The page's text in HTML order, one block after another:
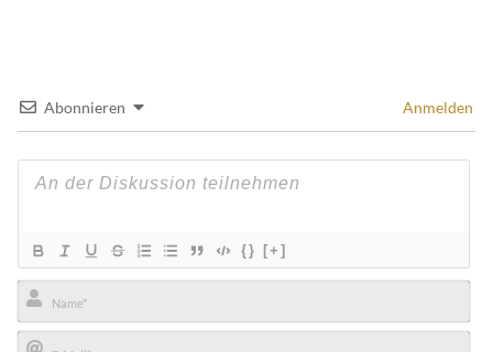
Abonnieren Anmelden
{} [+]
Name*